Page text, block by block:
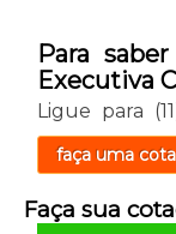
Para
Executiva
Ligue para
faça uma
Faça sua